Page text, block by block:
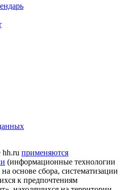
применяются
(информационные технологии
основе сбора, систематизации
к предпочтениям